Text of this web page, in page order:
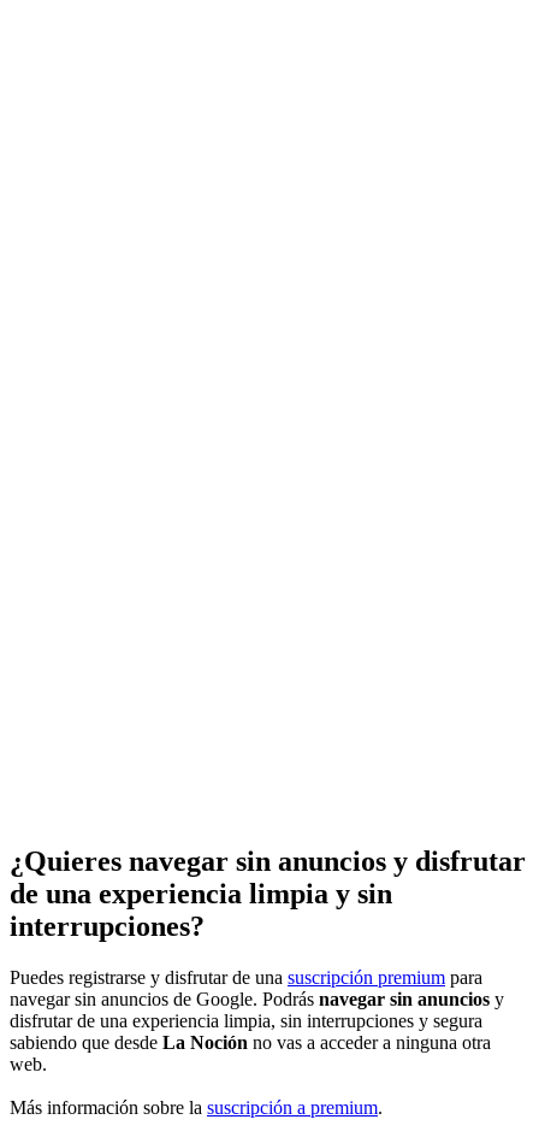
¿Quieres navegar sin anuncios y disfrutar
de una experiencia limpia y sin
interrupciones?
Puedes registrarse y disfrutar de una suscripción premium para
navegar sin anuncios de Google. Podrás navegar sin anuncios y
disfrutar de una experiencia limpia, sin interrupciones y segura
sabiendo que desde La Noción no vas a acceder a ninguna otra
web.
Más información sobre la suscripción a premium.